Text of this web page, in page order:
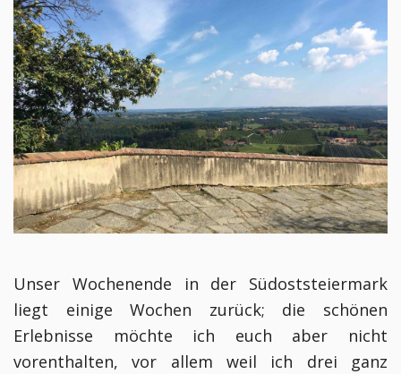
Unser Wochenende in der Südoststeiermark
liegt einige Wochen zurück; die schönen
Erlebnisse möchte ich euch aber nicht
vorenthalten, vor allem weil ich drei ganz